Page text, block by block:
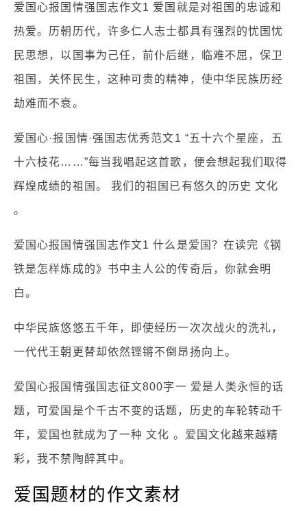
爱国心报国情强国志作文1 爱国就是对祖国的忠诚和
热爱。历朝历代，许多仁人志士都具有强烈的忧国忧
民思想，以国事为己任，前仆后继，临难不屈，保卫
祖国，关怀民生，这种可贵的精神，使中华民族历经
劫难而不衰。
爱国心·报国情·强国志优秀范文1 “五十六个星座，五
十六枝花……”每当我唱起这首歌，便会想起我们取得
辉煌成绩的祖国。 我们的祖国已有悠久的历史 文化
。
爱国心报国情强国志作文1 什么是爱国？在读完《钢
铁是怎样炼成的》书中主人公的传奇后，你就会明
白。
中华民族悠悠五千年，即使经历一次次战火的洗礼，
一代代王朝更替却依然铿锵不倒昂扬向上。
爱国心报国情强国志征文800字一 爱是人类永恒的话
题，可爱国是个千古不变的话题，历史的车轮转动千
年，爱国也就成为了一种 文化 。爱国文化越来越精
彩，我不禁陶醉其中。
爱国题材的作文素材